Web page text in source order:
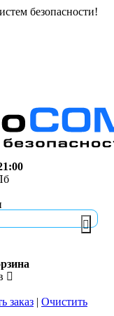
безопасности!
заказ | Очистить